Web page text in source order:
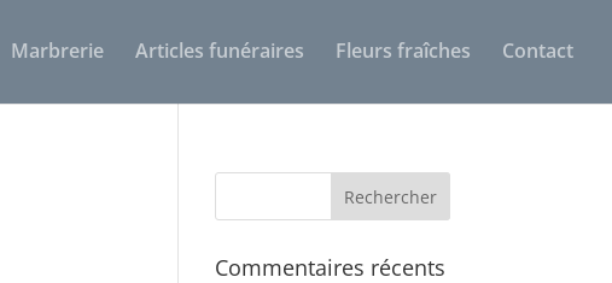
Marbrerie Articles funéraires Fleurs fraîches Contact
Commentaires récents